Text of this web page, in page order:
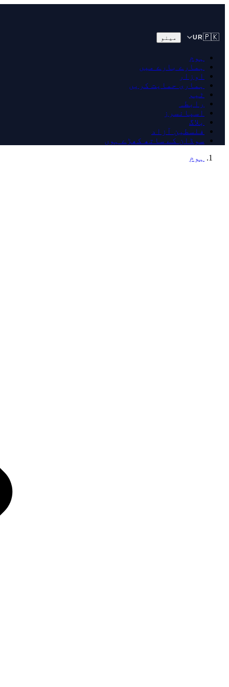
🇵🇰
UR مینو
ہوم
ہمارے بارے میں
اوزار
ہماری حمایت کریں
ٹیم
رابطہ
اسپانسرز
بلاگ
فلسطین آزاد
سوڈان کے ساتھ کھڑے ہوں
ہوم